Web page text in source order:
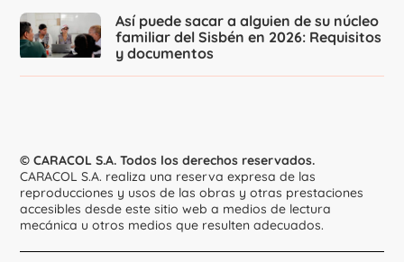
Así puede sacar a alguien de su núcleo
familiar del Sisbén en 2026: Requisitos
y documentos
© CARACOL S.A. Todos los derechos reservados.
CARACOL S.A. realiza una reserva expresa de las
reproducciones y usos de las obras y otras prestaciones
accesibles desde este sitio web a medios de lectura
mecánica u otros medios que resulten adecuados.